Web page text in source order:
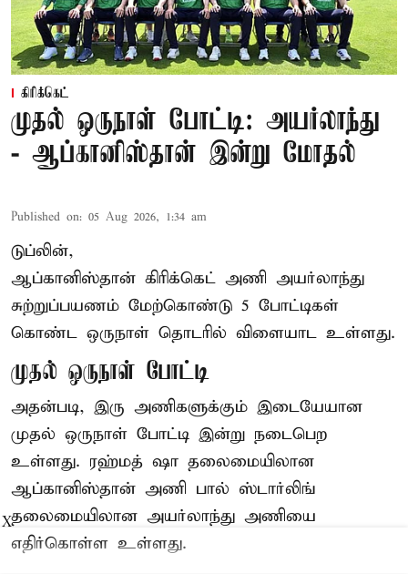
கிரிக்கெட்
முதல் ஒருநாள் போட்டி: அயர்லாந்து
- ஆப்கானிஸ்தான் இன்று மோதல்
Published on: 05 Aug 2026, 1:34 am
டுப்லின்,
ஆப்கானிஸ்தான் கிரிக்கெட் அணி அயர்லாந்து
சுற்றுப்பயணம் மேற்கொண்டு 5 போட்டிகள்
கொண்ட ஒருநாள் தொடரில் விளையாட உள்ளது.
முதல் ஒருநாள் போட்டி
அதன்படி, இரு அணிகளுக்கும் இடையேயான
முதல் ஒருநாள் போட்டி இன்று நடைபெற
உள்ளது. ரஹ்மத் ஷா தலைமையிலான
ஆப்கானிஸ்தான் அணி பால் ஸ்டார்லிங்
தலைமையிலான அயர்லாந்து அணியை
எதிர்கொள்ள உள்ளது.
X